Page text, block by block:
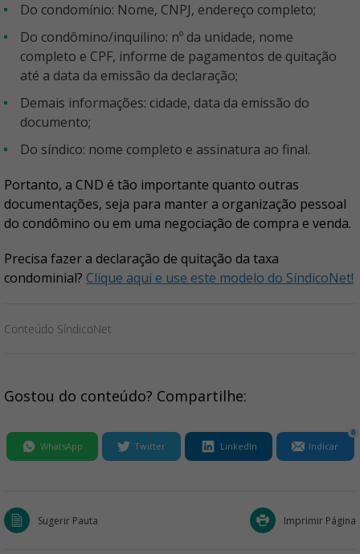
Do condomínio: Nome, CNPJ, endereço completo;
Do condômino/inquilino: nº da unidade, nome
completo e CPF, informe de pagamentos de quitação
até a data da emissão da declaração;
Demais informações: cidade, data da emissão do
documento;
Do síndico: nome completo e assinatura ao final.
Portanto, a CND é tão importante quanto outras
documentações, seja para manter a organização pessoal
do condômino ou em uma negociação de compra e venda.
Precisa fazer a declaração de quitação da taxa
condominial? Clique aqui e use este modelo do SíndicoNet!
Conteúdo SíndicoNet
Gostou do conteúdo? Compartilhe:
WhatsApp Twitter LinkedIn Indicar
0
Sugerir Pauta Imprimir Página